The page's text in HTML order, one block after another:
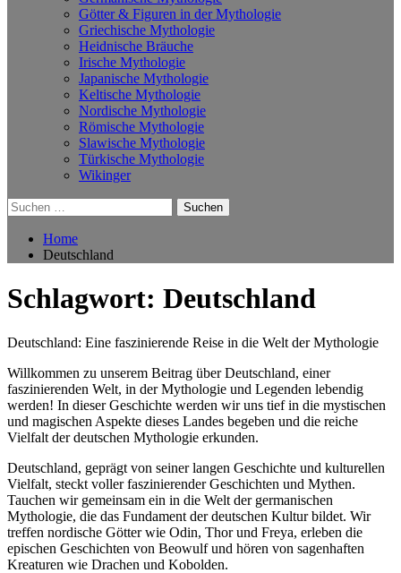
Götter & Figuren in der Mythologie
Griechische Mythologie
Heidnische Bräuche
Irische Mythologie
Japanische Mythologie
Keltische Mythologie
Nordische Mythologie
Römische Mythologie
Slawische Mythologie
Türkische Mythologie
Wikinger
Suchen
nach:
Home
Deutschland
Schlagwort: Deutschland
Deutschland: Eine faszinierende Reise in die Welt der Mythologie
Willkommen zu unserem Beitrag über Deutschland, einer
faszinierenden Welt, in der Mythologie und Legenden lebendig
werden! In dieser Geschichte werden wir uns tief in die mystischen
und magischen Aspekte dieses Landes begeben und die reiche
Vielfalt der deutschen Mythologie erkunden.
Deutschland, geprägt von seiner langen Geschichte und kulturellen
Vielfalt, steckt voller faszinierender Geschichten und Mythen.
Tauchen wir gemeinsam ein in die Welt der germanischen
Mythologie, die das Fundament der deutschen Kultur bildet. Wir
treffen nordische Götter wie Odin, Thor und Freya, erleben die
epischen Geschichten von Beowulf und hören von sagenhaften
Kreaturen wie Drachen und Kobolden.